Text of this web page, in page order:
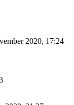
2020, 17:24